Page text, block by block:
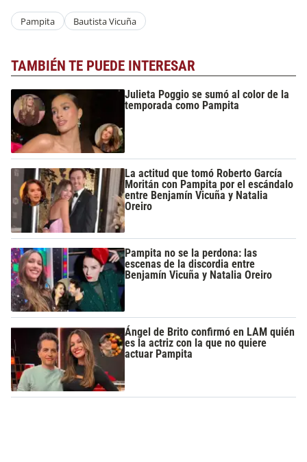
Pampita Bautista Vicuña
TAMBIÉN TE PUEDE INTERESAR
Julieta Poggio se sumó al color de la
temporada como Pampita
La actitud que tomó Roberto García
Moritán con Pampita por el escándalo
entre Benjamín Vicuña y Natalia
Oreiro
Pampita no se la perdona: las
escenas de la discordia entre
Benjamín Vicuña y Natalia Oreiro
Ángel de Brito confirmó en LAM quién
es la actriz con la que no quiere
actuar Pampita